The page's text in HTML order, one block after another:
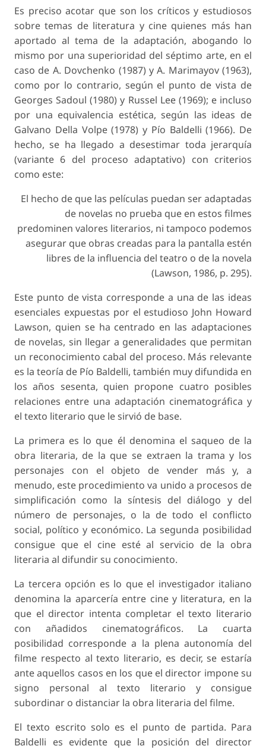
Es preciso acotar que son los críticos y estudiosos
sobre temas de literatura y cine quienes más han
aportado al tema de la adaptación, abogando lo
mismo por una superioridad del séptimo arte, en el
caso de A. Dovchenko (1987) y A. Marimayov (1963),
como por lo contrario, según el punto de vista de
Georges Sadoul (1980) y Russel Lee (1969); e incluso
por una equivalencia estética, según las ideas de
Galvano Della Volpe (1978) y Pío Baldelli (1966). De
hecho, se ha llegado a desestimar toda jerarquía
(variante 6 del proceso adaptativo) con criterios
como este:
El hecho de que las películas puedan ser adaptadas
de novelas no prueba que en estos filmes
predominen valores literarios, ni tampoco podemos
asegurar que obras creadas para la pantalla estén
libres de la influencia del teatro o de la novela
(Lawson, 1986, p. 295).
Este punto de vista corresponde a una de las ideas
esenciales expuestas por el estudioso John Howard
Lawson, quien se ha centrado en las adaptaciones
de novelas, sin llegar a generalidades que permitan
un reconocimiento cabal del proceso. Más relevante
es la teoría de Pío Baldelli, también muy difundida en
los años sesenta, quien propone cuatro posibles
relaciones entre una adaptación cinematográfica y
el texto literario que le sirvió de base.
La primera es lo que él denomina el saqueo de la
obra literaria, de la que se extraen la trama y los
personajes con el objeto de vender más y, a
menudo, este procedimiento va unido a procesos de
simplificación como la síntesis del diálogo y del
número de personajes, o la de todo el conflicto
social, político y económico. La segunda posibilidad
consigue que el cine esté al servicio de la obra
literaria al difundir su conocimiento.
La tercera opción es lo que el investigador italiano
denomina la aparcería entre cine y literatura, en la
que el director intenta completar el texto literario
con añadidos cinematográficos. La cuarta
posibilidad corresponde a la plena autonomía del
filme respecto al texto literario, es decir, se estaría
ante aquellos casos en los que el director impone su
signo personal al texto literario y consigue
subordinar o distanciar la obra literaria del filme.
El texto escrito solo es el punto de partida. Para
Baldelli es evidente que la posición del director